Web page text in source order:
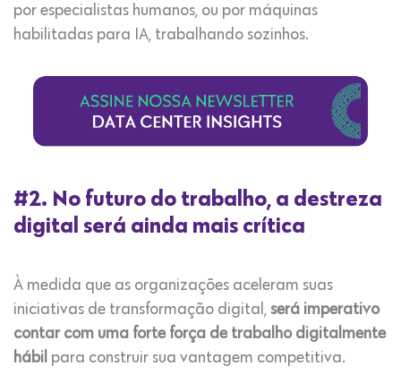
por especialistas humanos, ou por máquinas
habilitadas para IA, trabalhando sozinhos.
#2. No futuro do trabalho, a destreza
digital será ainda mais crítica
À medida que as organizações aceleram suas
iniciativas de transformação digital, será imperativo
contar com uma forte força de trabalho digitalmente
hábil para construir sua vantagem competitiva.